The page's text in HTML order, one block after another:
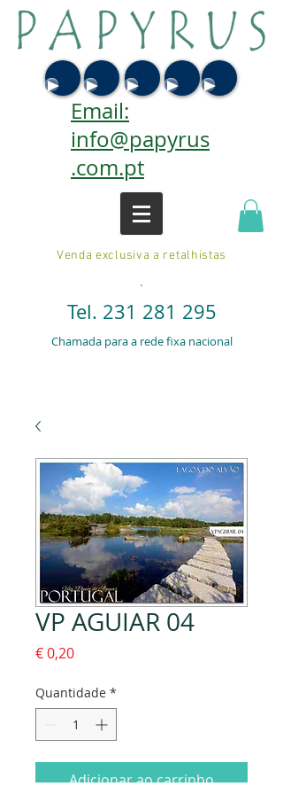
Email:
info@papyrus
.com.pt
Venda exclusiva a retalhistas
.
Tel. 231 281 295
Chamada para a rede fixa nacional
VP AGUIAR 04
€ 0,20Preço
Quantidade *
Adicionar ao carrinho